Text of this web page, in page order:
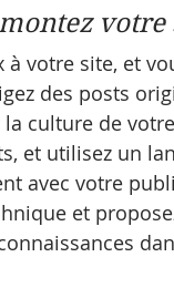
votre site, et
des posts
culture de
et utilisez un
avec votre
et